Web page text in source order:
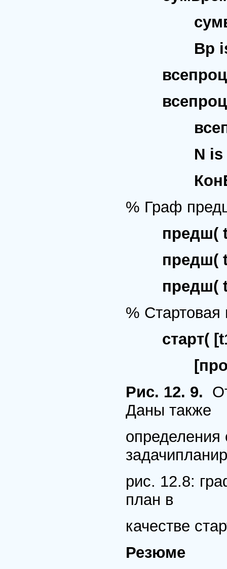
Вр is
всепроц(
всепроц(
N is
КонВр
% Граф
предш(
предш(
предш(
%
старт(
Рис. 12. 9.
Даны также
определения
рис. 12.8:
план в
качестве
Резюме